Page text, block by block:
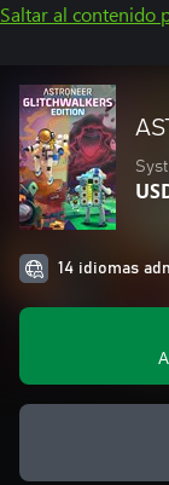
Saltar al contenido
14 idiomas